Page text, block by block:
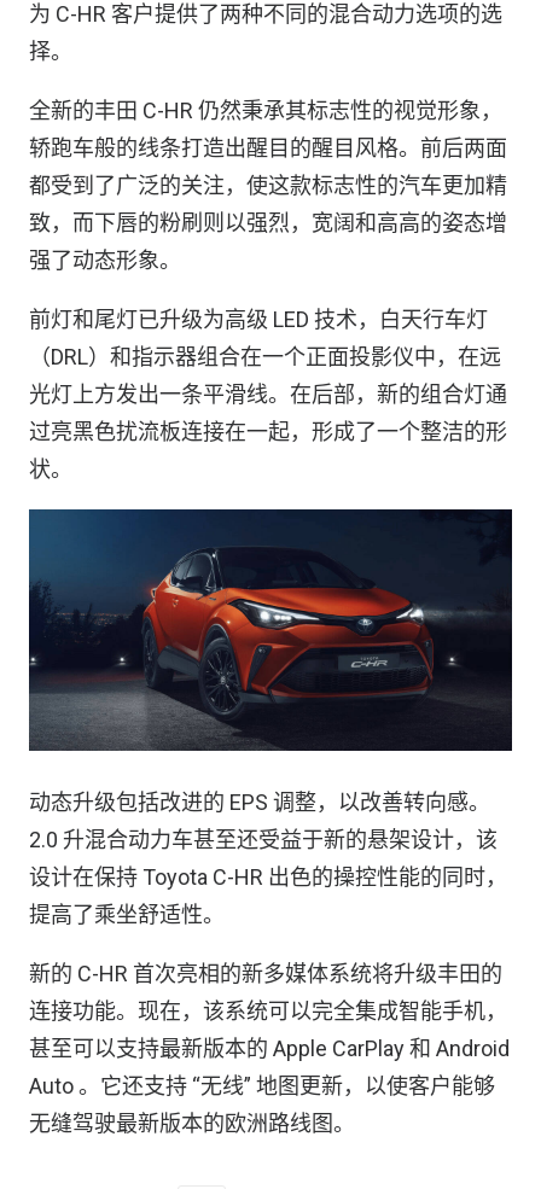
为 C-HR 客户提供了两种不同的混合动力选项的选
择。
全新的丰田 C-HR 仍然秉承其标志性的视觉形象，
轿跑车般的线条打造出醒目的醒目风格。前后两面
都受到了广泛的关注，使这款标志性的汽车更加精
致，而下唇的粉刷则以强烈，宽阔和高高的姿态增
强了动态形象。
前灯和尾灯已升级为高级 LED 技术，白天行车灯
（DRL）和指示器组合在一个正面投影仪中，在远
光灯上方发出一条平滑线。在后部，新的组合灯通
过亮黑色扰流板连接在一起，形成了一个整洁的形
状。
动态升级包括改进的 EPS 调整，以改善转向感。
2.0 升混合动力车甚至还受益于新的悬架设计，该
设计在保持 Toyota C-HR 出色的操控性能的同时，
提高了乘坐舒适性。
新的 C-HR 首次亮相的新多媒体系统将升级丰田的
连接功能。现在，该系统可以完全集成智能手机，
甚至可以支持最新版本的 Apple CarPlay 和 Android
Auto 。它还支持 “无线” 地图更新，以使客户能够
无缝驾驶最新版本的欧洲路线图。